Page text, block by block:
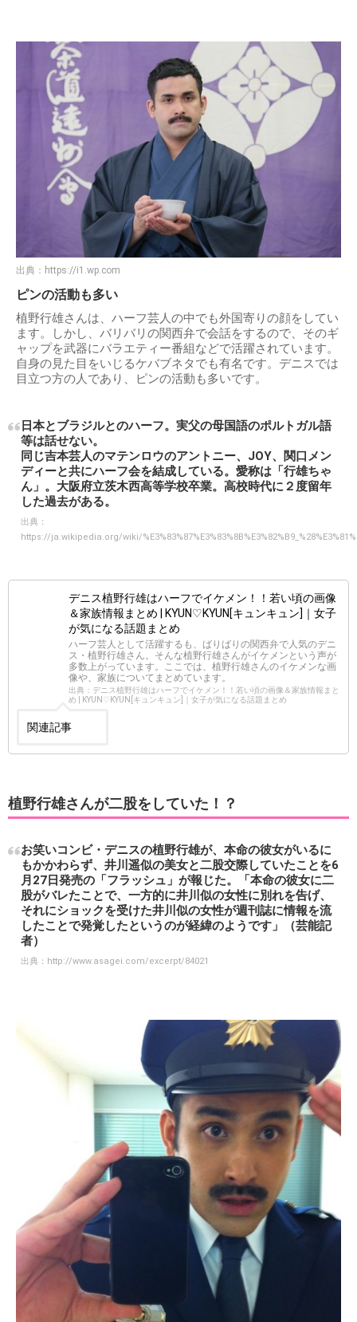
出典： https://i1.wp.com
ピンの活動も多い
植野行雄さんは、ハーフ芸人の中でも外国寄りの顔をしてい
ます。しかし、バリバリの関西弁で会話をするので、そのギ
ャップを武器にバラエティー番組などで活躍されています。
自身の見た目をいじるケバブネタでも有名です。デニスでは
目立つ方の人であり、ピンの活動も多いです。
日本とブラジルとのハーフ。実父の母国語のポルトガル語
等は話せない。
同じ吉本芸人のマテンロウのアントニー、JOY、関口メン
ディーと共にハーフ会を結成している。愛称は「行雄ちゃ
ん」。大阪府立茨木西高等学校卒業。高校時代に２度留年
した過去がある。
出典：
https://ja.wikipedia.org/wiki/
デニス植野行雄はハーフでイケメン！！若い頃の画像
＆家族情報まとめ | KYUN♡KYUN[キュンキュン]｜女子
が気になる話題まとめ
ハーフ芸人として活躍するも、ばりばりの関西弁で人気のデニ
ス・植野行雄さん。そんな植野行雄さんがイケメンという声が
多数上がっています。ここでは、植野行雄さんのイケメンな画
像や、家族についてまとめています。
出典：デニス植野行雄はハーフでイケメン！！若い頃の画像＆家族情報まと
め | KYUN♡KYUN[キュンキュン]｜女子が気になる話題まとめ
関連記事
植野行雄さんが二股をしていた！？
お笑いコンビ・デニスの植野行雄が、本命の彼女がいるに
もかかわらず、井川遥似の美女と二股交際していたことを6
月27日発売の「フラッシュ」が報じた。「本命の彼女に二
股がバレたことで、一方的に井川似の女性に別れを告げ、
それにショックを受けた井川似の女性が週刊誌に情報を流
したことで発覚したというのが経緯のようです」（芸能記
者）
出典： http://www.asagei.com/excerpt/84021